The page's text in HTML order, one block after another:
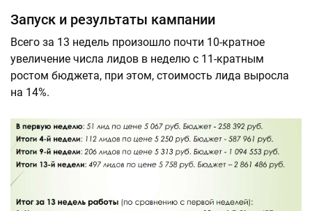
Запуск и результаты кампании
Всего за 13 недель произошло почти 10-кратное
увеличение числа лидов в неделю с 11-кратным
ростом бюджета, при этом, стоимость лида выросла
на 14%.